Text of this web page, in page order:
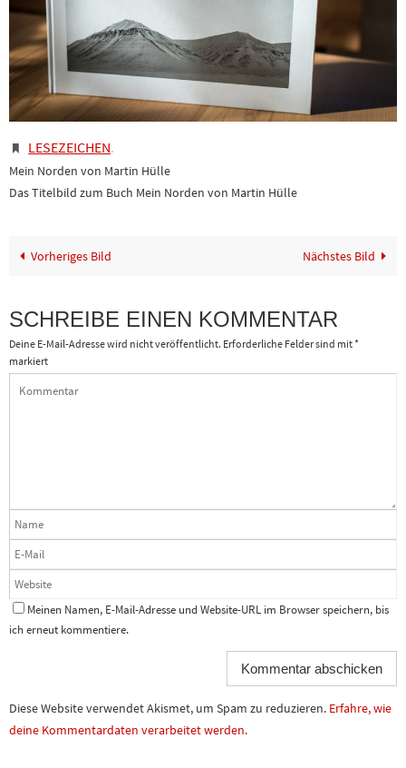
LESEZEICHEN.
Mein Norden von Martin Hülle
Das Titelbild zum Buch Mein Norden von Martin Hülle
Vorheriges Bild Nächstes Bild
SCHREIBE EINEN KOMMENTAR
Deine E-Mail-Adresse wird nicht veröffentlicht. Erforderliche Felder sind mit*
markiert
Meinen Namen, E-Mail-Adresse und Website-URL im Browser speichern, bis
ich erneut kommentiere.
Diese Website verwendet Akismet, um Spam zu reduzieren. Erfahre, wie
deine Kommentardaten verarbeitet werden.